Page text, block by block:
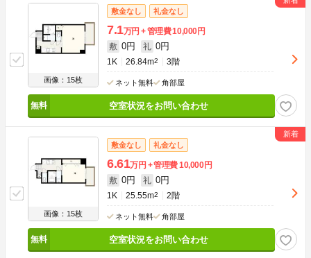
画像：15枚
敷金なし 礼金なし
7.1万円 管理費10,000円
敷 0円 礼 0円
1K 26.84m2 3階
ネット無料 角部屋
空室状況をお問い合わせ
画像：15枚
敷金なし 礼金なし
6.61万円 管理費10,000円
敷 0円 礼 0円
1K 25.55m2 2階
ネット無料 角部屋
空室状況をお問い合わせ